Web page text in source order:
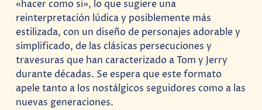
«hacer como si», lo que sugiere una
reinterpretación lúdica y posiblemente más
estilizada, con un diseño de personajes adorable y
simplificado, de las clásicas persecuciones y
travesuras que han caracterizado a Tom y Jerry
durante décadas. Se espera que este formato
apele tanto a los nostálgicos seguidores como a las
nuevas generaciones.